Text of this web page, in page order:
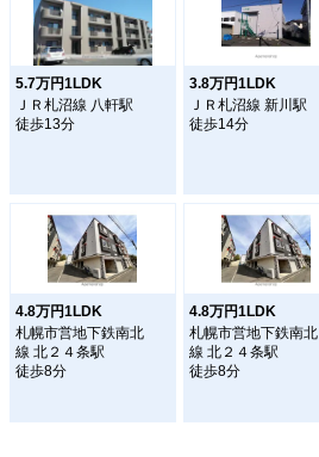
5.7万円1LDK
ＪＲ札沼線 八軒駅
徒歩13分
3.8万円1LDK
ＪＲ札沼線 新川駅
徒歩14分
4.8万円1LDK
札幌市営地下鉄南北
線 北２４条駅
徒歩8分
4.8万円1LDK
札幌市営地下鉄南北
線 北２４条駅
徒歩8分